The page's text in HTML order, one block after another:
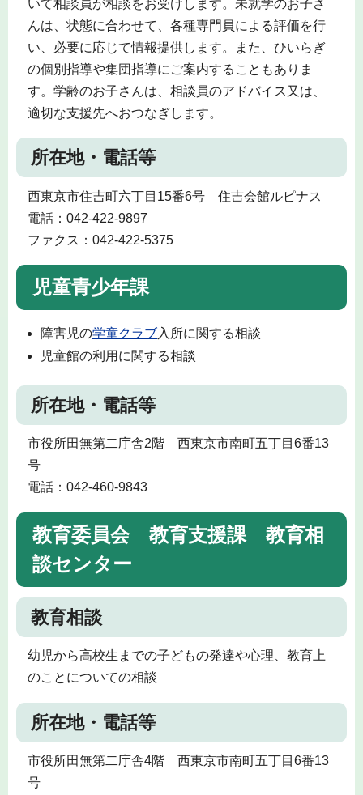
いて相談員が相談をお受けします。未就学のお子さ
んは、状態に合わせて、各種専門員による評価を行
い、必要に応じて情報提供します。また、ひいらぎ
の個別指導や集団指導にご案内することもありま
す。学齢のお子さんは、相談員のアドバイス又は、
適切な支援先へおつなぎします。
所在地・電話等
西東京市住吉町六丁目15番6号 住吉会館ルピナス
電話：042-422-9897
ファクス：042-422-5375
児童青少年課
障害児の学童クラブ入所に関する相談
児童館の利用に関する相談
所在地・電話等
市役所田無第二庁舎2階 西東京市南町五丁目6番13
号
電話：042-460-9843
教育委員会 教育支援課 教育相
談センター
教育相談
幼児から高校生までの子どもの発達や心理、教育上
のことについての相談
所在地・電話等
市役所田無第二庁舎4階 西東京市南町五丁目6番13
号